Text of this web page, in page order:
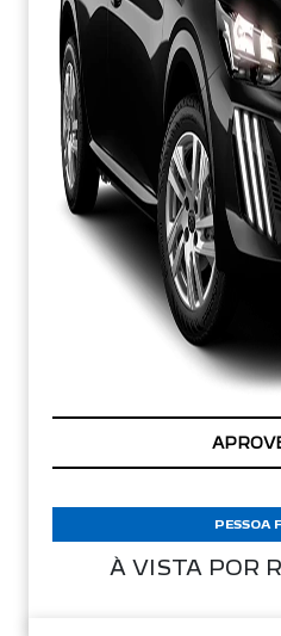
PREÇOS
À VISTA POR
PESSOA